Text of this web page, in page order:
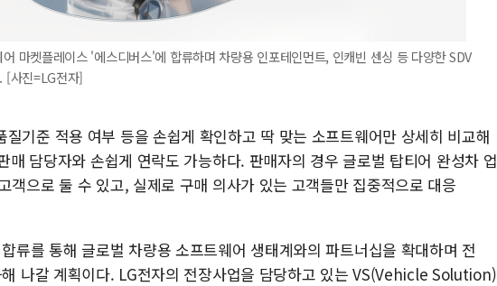
마켓플레이스 '에스디버스'에 합류하며 차량용 인포테인먼트, 인캐빈 센싱 등 다양한 SDV
[사진=LG전자]
기준 적용 여부 등을 손쉽게 확인하고 딱 맞는 소프트웨어만 상세히 비교해
매 담당자와 손쉽게 연락도 가능하다. 판매자의 경우 글로벌 탑티어 완성차 업
객으로 둘 수 있고, 실제로 구매 의사가 있는 고객들만 집중적으로 대응
류를 통해 글로벌 차량용 소프트웨어 생태계와의 파트너십을 확대하며 전
나갈 계획이다. LG전자의 전장사업을 담당하고 있는 VS(Vehicle Solution)